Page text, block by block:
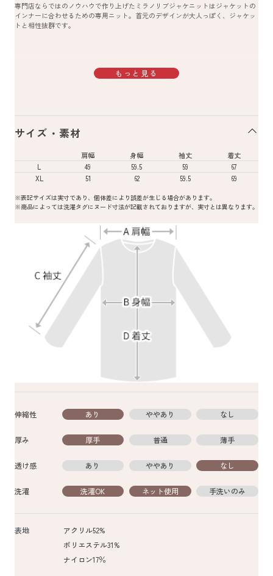
専門店ならではのノウハウで作り上げたミラノリブジャケニットはジャケットの
インナーに合わせるための専用ニット。首元のデザインが大人っぽく、ジャケッ
トと相性抜群です。
もっと見る
サイズ・素材
肩幅 身幅 袖丈
着丈
L
49 59.5 59
67
XL
51 62 59.5 69
※表記サイズは実寸であり、個体差により誤差が生じる場合があります。
※商品によっては洗濯タグにヌード寸法が記載されておりますが、実寸とは異なります。
伸縮性 あり ややあり なし
厚み 厚手 普通 薄手
透け感 あり ややあり なし
洗濯 洗濯OK ネット使用 手洗いのみ
表地
アクリル52%
ポリエステル31%
ナイロン17％